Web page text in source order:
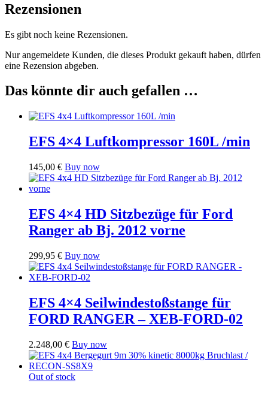
Rezensionen
Es gibt noch keine Rezensionen.
Nur angemeldete Kunden, die dieses Produkt gekauft haben, dürfen
eine Rezension abgeben.
Das könnte dir auch gefallen …
EFS 4×4 Luftkompressor 160L /min
145,00 € Buy now
EFS 4×4 HD Sitzbezüge für Ford
Ranger ab Bj. 2012 vorne
299,95 € Buy now
EFS 4×4 Seilwindestoßstange für
FORD RANGER – XEB-FORD-02
2.248,00 € Buy now
Out of stock